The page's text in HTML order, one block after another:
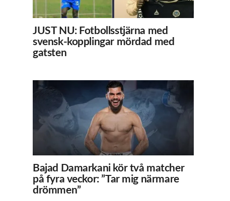
JUST NU: Fotbollsstjärna med
svensk-kopplingar mördad med
gatsten
Bajad Damarkani kör två matcher
på fyra veckor: ”Tar mig närmare
drömmen”